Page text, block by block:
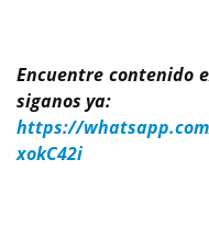
Encuentre contenido
siganos ya:
https://
xokC42i